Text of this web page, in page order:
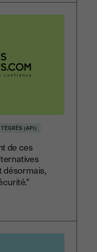
(API)
de ces
désormais,